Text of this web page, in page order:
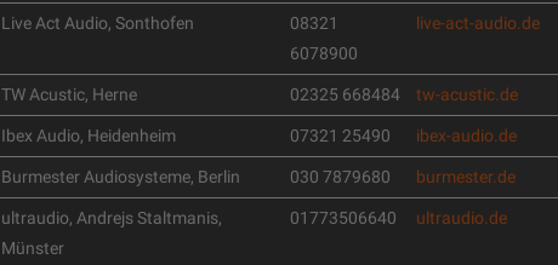
Live Act Audio, Sonthofen
08321
6078900
live-act-audio.de
TW Acustic, Herne 02325 668484 tw-acustic.de
Ibex Audio, Heidenheim 07321 25490 ibex-audio.de
Burmester Audiosysteme, Berlin 030 7879680 burmester.de
ultraudio, Andrejs Staltmanis,
Münster
01773506640 ultraudio.de